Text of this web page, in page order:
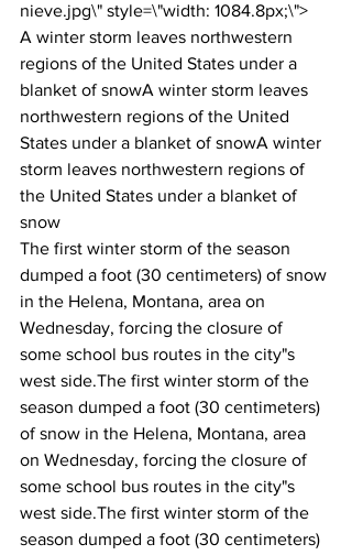
nieve.jpg\" style=\"width: 1084.8px;\">
A winter storm leaves northwestern
regions of the United States under a
blanket of snowA winter storm leaves
northwestern regions of the United
States under a blanket of snowA winter
storm leaves northwestern regions of
the United States under a blanket of
snow
The first winter storm of the season
dumped a foot (30 centimeters) of snow
in the Helena, Montana, area on
Wednesday, forcing the closure of
some school bus routes in the city"s
west side.The first winter storm of the
season dumped a foot (30 centimeters)
of snow in the Helena, Montana, area
on Wednesday, forcing the closure of
some school bus routes in the city"s
west side.The first winter storm of the
season dumped a foot (30 centimeters)